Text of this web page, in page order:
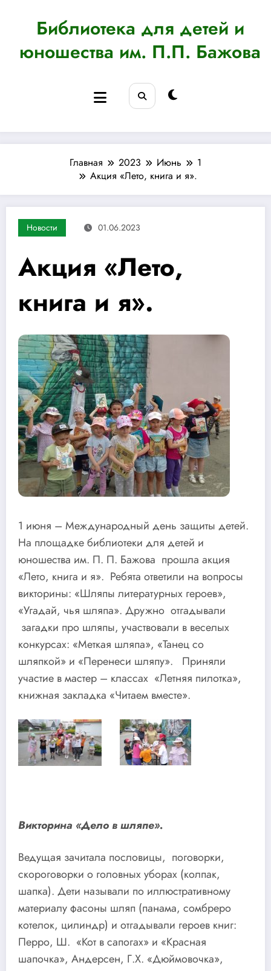
содержимомуБиблиотека для детей и
юношества им. П.П. Бажова
Главная 2023 Июнь
1
Акция «Лето, книга и я».
Новости 01.06.2023
Акция «Лето,
книга и я».
1 июня – Международный день защиты детей.
На площадке библиотеки для детей и
юношества им. П. П. Бажова прошла акция
«Лето, книга и я». Ребята ответили на вопросы
викторины: «Шляпы литературных героев»,
«Угадай, чья шляпа». Дружно отгадывали
загадки про шляпы, участвовали в веселых
конкурсах: «Меткая шляпа», «Танец со
шляпкой» и «Перенеси шляпу». Приняли
участие в мастер – классах «Летняя пилотка»,
книжная закладка «Читаем вместе».
Викторина «Дело в шляпе».
Ведущая зачитала пословицы, поговорки,
скороговорки о головных уборах (колпак,
шапка). Дети называли по иллюстративному
материалу фасоны шляп (панама, сомбреро
котелок, цилиндр) и отгадывали героев книг:
Перро, Ш. «Кот в сапогах» и «Красная
шапочка», Андерсен, Г.Х. «Дюймовочка»,